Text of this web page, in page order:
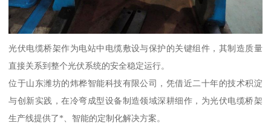
光伏电缆桥架作为电站中电缆敷设与保护的关键组件，其制造质量
直接关系到整个光伏系统的安全稳定运行。
位于山东潍坊的炜桦智能科技有限公司，凭借近二十年的技术积淀
与创新实践，在冷弯成型设备制造领域深耕细作，为光伏电缆桥架
生产线提供了*、智能的定制化解决方案。